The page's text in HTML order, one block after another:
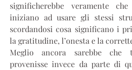
significherebbe veramente
iniziano ad usare gli stessi
scordandosi cosa significano i
la gratitudine, l’onesta e la
Meglio ancora sarebbe che
provenisse invece da parte di